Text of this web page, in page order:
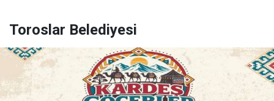
Toroslar Belediyesi